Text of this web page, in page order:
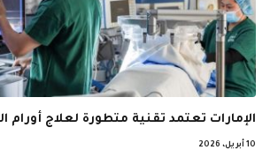
الإمارات تعتمد تقنية متطورة لعلاج أورام
10 أبريل، 2026